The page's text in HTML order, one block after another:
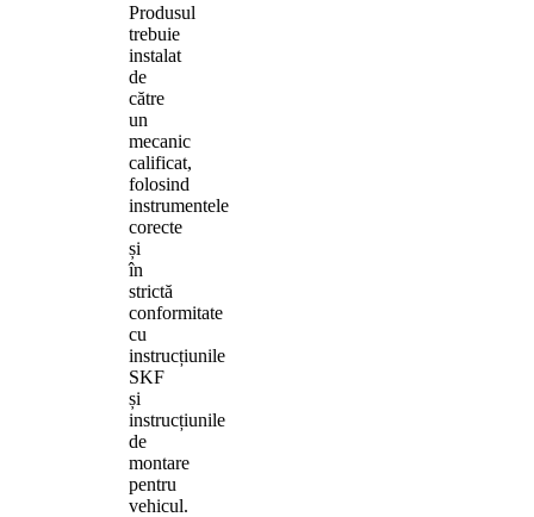
Produsul
trebuie
instalat
de
către
un
mecanic
calificat,
folosind
instrumentele
corecte
și
în
strictă
conformitate
cu
instrucțiunile
SKF
și
instrucțiunile
de
montare
pentru
vehicul.